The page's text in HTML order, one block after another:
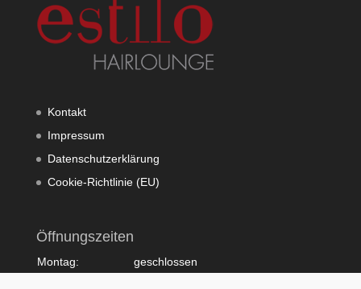
Kontakt
Impressum
Datenschutzerklärung
Cookie-Richtlinie (EU)
Öffnungszeiten
Montag:
geschlossen